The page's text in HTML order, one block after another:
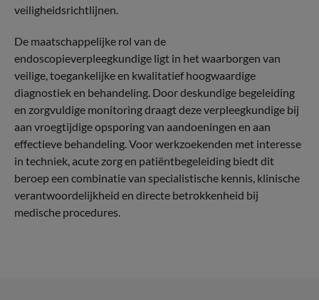
veiligheidsrichtlijnen.
De maatschappelijke rol van de
endoscopieverpleegkundige ligt in het waarborgen van
veilige, toegankelijke en kwalitatief hoogwaardige
diagnostiek en behandeling. Door deskundige begeleiding
en zorgvuldige monitoring draagt deze verpleegkundige bij
aan vroegtijdige opsporing van aandoeningen en aan
effectieve behandeling. Voor werkzoekenden met interesse
in techniek, acute zorg en patiëntbegeleiding biedt dit
beroep een combinatie van specialistische kennis, klinische
verantwoordelijkheid en directe betrokkenheid bij
medische procedures.